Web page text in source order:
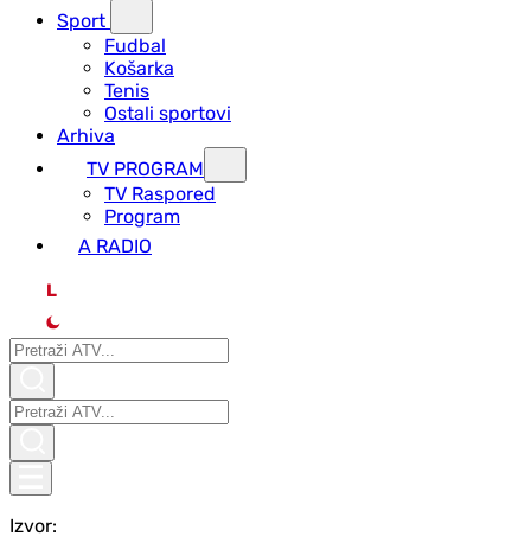
Sport
Fudbal
Košarka
Tenis
Ostali sportovi
Arhiva
TV PROGRAM
ТV Raspored
Program
A RADIO
L
Izvor: